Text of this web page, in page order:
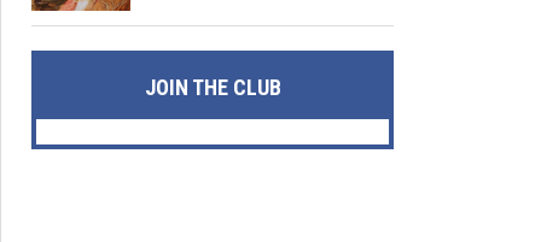
JOIN THE CLUB